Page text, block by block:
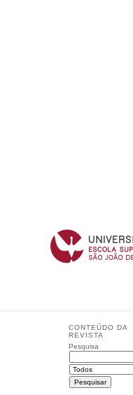
CONTEÚDO DA
REVISTA
Pesquisa